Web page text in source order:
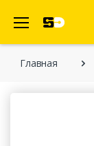
Главная